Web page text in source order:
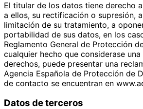
El titular de los datos tiene derecho
a ellos, su rectificación o supresión,
limitación de su tratamiento, a
portabilidad de sus datos, en los
Reglamento General de Protección
cualquier hecho que considerase
derechos, puede presentar una
Agencia Española de Protección de
de contacto se encuentran en
Datos de terceros